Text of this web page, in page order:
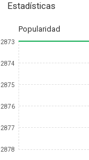
Estadísticas
Popularidad
2873
2874
2875
2876
2877
2878